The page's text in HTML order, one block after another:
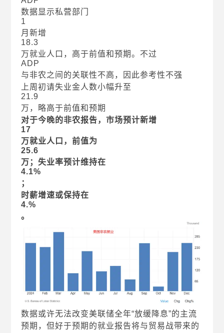
数据显示私营部门
1
月新增
18.3
万就业人口，高于前值和预期。不过
ADP
与非农之间的关联性不高，因此参考性不强
上周初请失业金人数小幅升至
21.9
万，略高于前值和预期
对于今晚的非农报告，市场预计新增
17
万就业人口，前值为
25.6
万；失业率预计维持在
4.1%
；
时薪增速或保持在
4.%
。
数据或许无法改变美联储全年“放缓降息”的主流
预期，但好于预期的就业报告将与贸易战带来的